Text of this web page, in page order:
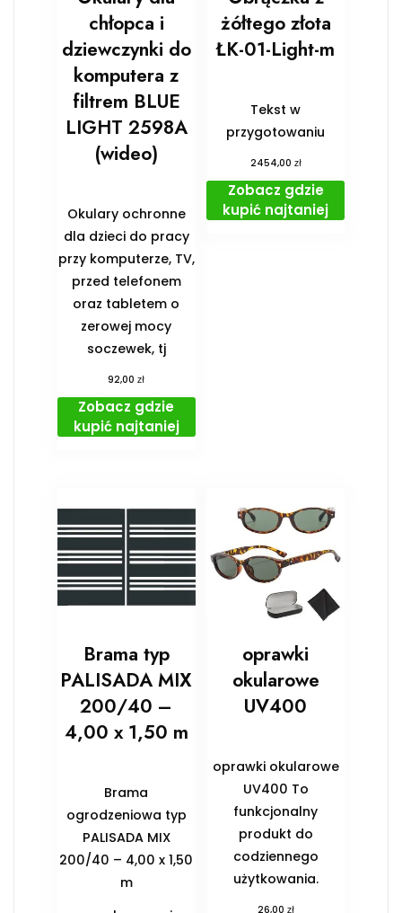
chłopca i
dziewczynki do
komputera z
filtrem BLUE
LIGHT 2598A
(wideo)
Okulary ochronne
dla dzieci do pracy
przy komputerze, TV,
przed telefonem
oraz tabletem o
zerowej mocy
soczewek, tj
92,00zł
Zobacz gdzie
kupić najtaniej
żółtego złota
ŁK-01-Light-m
Tekst w
przygotowaniu
2454,00 zł
Zobacz gdzie
kupić najtaniej
Brama typ
PALISADA MIX
200/40 –
4,00 x 1,50 m
Brama
ogrodzeniowa typ
PALISADA MIX
200/40 – 4,00 x 1,50
m
oprawki
okularowe
UV400
oprawki okularowe
UV400 To
funkcjonalny
produkt do
codziennego
użytkowania.
26,00 zł